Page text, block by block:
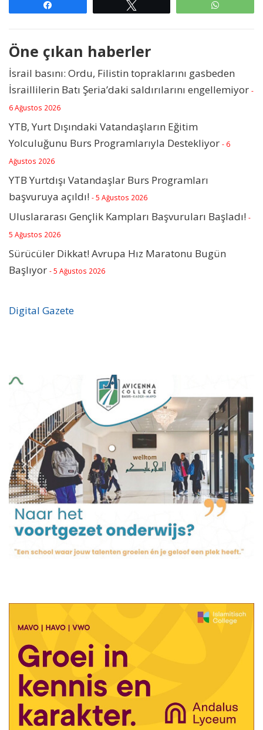
Öne çıkan haberler
İsrail basını: Ordu, Filistin topraklarını gasbeden
İsraillilerin Batı Şeria’daki saldırılarını engellemiyor -
6 Ağustos 2026
YTB, Yurt Dışındaki Vatandaşların Eğitim
Yolculuğunu Burs Programlarıyla Destekliyor - 6
Ağustos 2026
YTB Yurtdışı Vatandaşlar Burs Programları
başvuruya açıldı! - 5 Ağustos 2026
Uluslararası Gençlik Kampları Başvuruları Başladı! -
5 Ağustos 2026
Sürücüler Dikkat! Avrupa Hız Maratonu Bugün
Başlıyor - 5 Ağustos 2026
Digital Gazete